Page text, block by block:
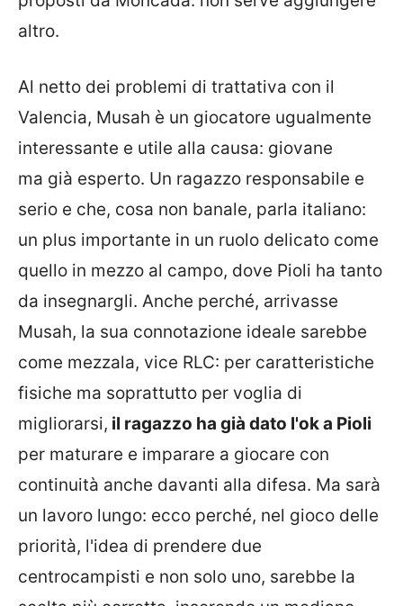
altro.
Al netto dei problemi di trattativa con il
Valencia, Musah è un giocatore ugualmente
interessante e utile alla causa: giovane
ma già esperto. Un ragazzo responsabile e
serio e che, cosa non banale, parla italiano:
un plus importante in un ruolo delicato come
quello in mezzo al campo, dove Pioli ha tanto
da insegnargli. Anche perché, arrivasse
Musah, la sua connotazione ideale sarebbe
come mezzala, vice RLC: per caratteristiche
fisiche ma soprattutto per voglia di
migliorarsi, il ragazzo ha già dato l'ok a Pioli
per maturare e imparare a giocare con
continuità anche davanti alla difesa. Ma sarà
un lavoro lungo: ecco perché, nel gioco delle
priorità, l'idea di prendere due
centrocampisti e non solo uno, sarebbe la